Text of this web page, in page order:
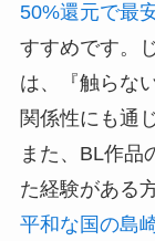
50%還元で最
すすめです。
は、『触らな
関係性にも通
また、BL作品
た経験がある
平和な国の島